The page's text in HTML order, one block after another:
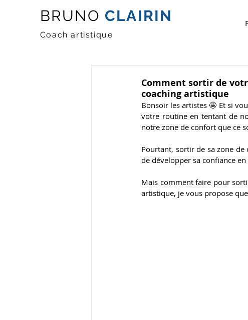
BRUNO CLAIRIN
Coach artistique
Comment sortir de
coaching artistique
Bonsoir les artistes 🤩 Et si
votre routine en tentant de
notre zone de confort que ce
Pourtant, sortir de sa zone
de développer sa confiance
Mais comment faire pour
artistique, je vous propose